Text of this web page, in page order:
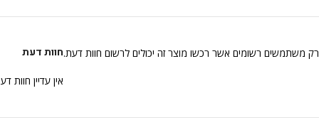
חוות דעת
אין עדיין חוות
רק משתמשים רשומים אשר רכשו מוצר זה יכולים לרשום חוות דעת.